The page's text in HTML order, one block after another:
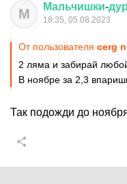
М Мальчишки-
18:35, 05.08.2023
От пользователя cerg
2 ляма и забирай
В ноябре за 2,3
Так подожди до